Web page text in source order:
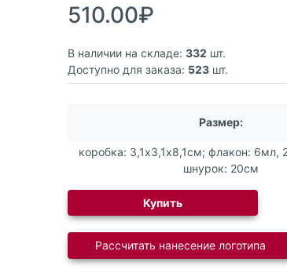
510.00₽
В наличии на складе: 332 шт.
Доступно для заказа: 523 шт.
Размер:
коробка: 3,1х3,1х8,1см; флакон: 6мл,
шнурок: 20см
Купить
Рассчитать нанесение логотипа